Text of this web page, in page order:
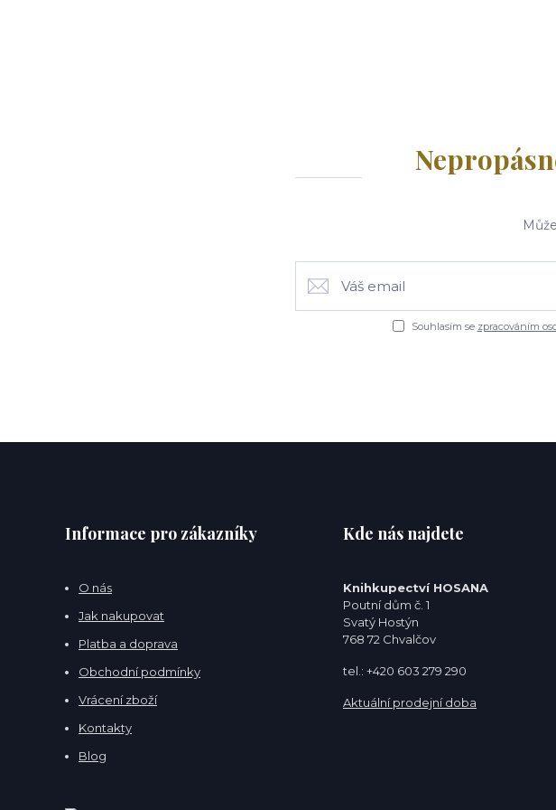
Souhlasím se zpracováním
Informace pro zákazníky
O nás
Jak nakupovat
Platba a doprava
Obchodní podmínky
Vrácení zboží
Kontakty
Blog
Kde nás najdete
Knihkupectví HOSANA
Poutní dům č. 1
Svatý Hostýn
768 72 Chvalčov
tel.: +420 603 279 290
Aktuální prodejní doba